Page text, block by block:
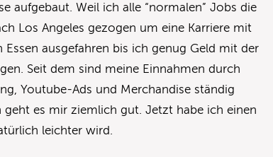
aufgebaut. Weil ich alle “normalen” Jobs die
Los Angeles gezogen um eine Karriere mit
ausgefahren bis ich genug Geld mit der
Seit dem sind meine Einnahmen durch
Youtube-Ads und Merchandise ständig
es mir ziemlich gut. Jetzt habe ich einen
leichter wird.